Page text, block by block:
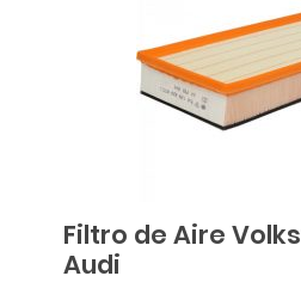
Filtro de Aire
Audi